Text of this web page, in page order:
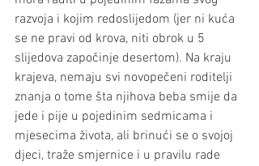
razvoja i kojim redoslijedom (jer ni kuća
se ne pravi od krova, niti obrok u 5
slijedova započinje desertom). Na kraju
krajeva, nemaju svi novopečeni roditelji
znanja o tome šta njihova beba smije da
jede i pije u pojedinim sedmicama i
mjesecima života, ali brinući se o svojoj
djeci, traže smjernice i u pravilu rade